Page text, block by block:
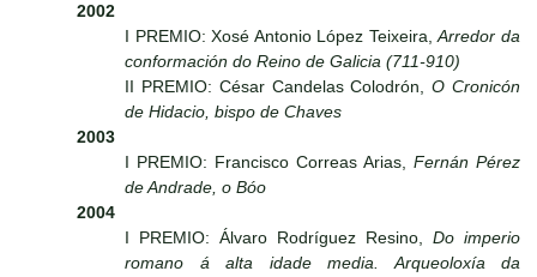
2002
I PREMIO: Xosé Antonio López Teixeira,Arredor da
conformación do Reino de Galicia (711-910)
II PREMIO: César Candelas Colodrón,O Cronicón
de Hidacio, bispo de Chaves
2003
I PREMIO: Francisco Correas Arias, Fernán Pérez
de Andrade, o Bóo
2004
I PREMIO: Álvaro Rodríguez Resino, Do imperio
romano á alta idade media. Arqueoloxía da